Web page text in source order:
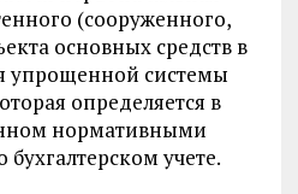
(сооруженного,
основных средств в
упрощенной системы
определяется в
нормативными
учете.